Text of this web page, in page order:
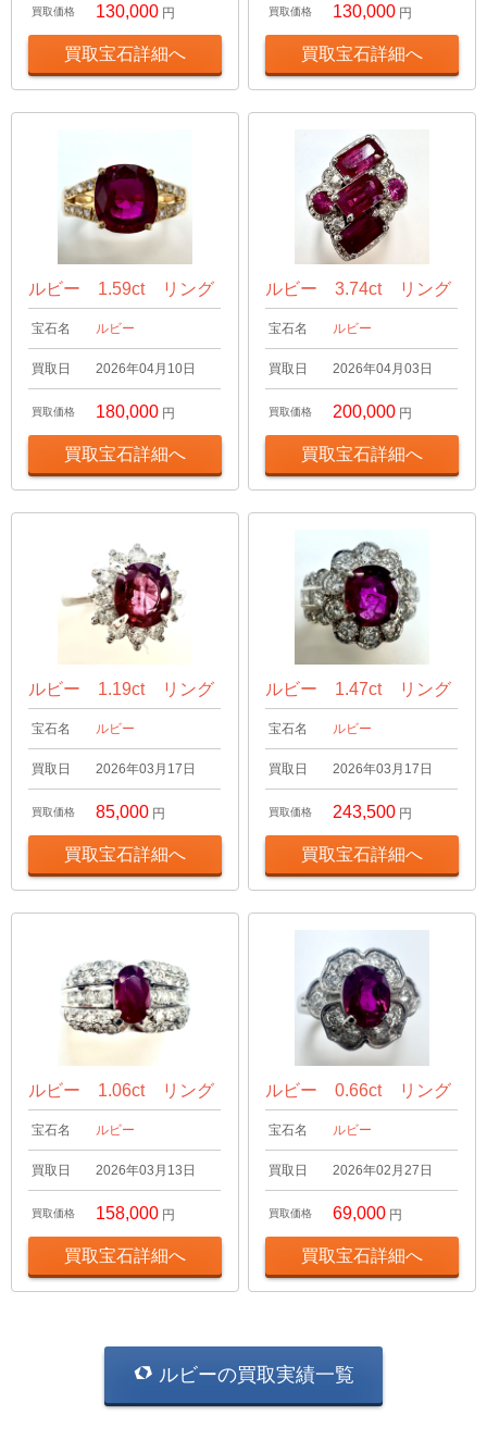
買取価格 130,000 円
買取宝石詳細へ
買取価格 130,000 円
買取宝石詳細へ
ルビー 1.59ct リング
宝石名 ルビー
買取日 2026年04月10日
買取価格 180,000 円
買取宝石詳細へ
ルビー 3.74ct リング
宝石名 ルビー
買取日 2026年04月03日
買取価格 200,000 円
買取宝石詳細へ
ルビー 1.19ct リング
宝石名 ルビー
買取日 2026年03月17日
買取価格 85,000 円
買取宝石詳細へ
ルビー 1.47ct リング
宝石名 ルビー
買取日 2026年03月17日
買取価格 243,500 円
買取宝石詳細へ
ルビー 1.06ct リング
宝石名 ルビー
買取日 2026年03月13日
買取価格 158,000 円
買取宝石詳細へ
ルビー 0.66ct リング
宝石名 ルビー
買取日 2026年02月27日
買取価格 69,000 円
買取宝石詳細へ
ルビーの買取実績一覧